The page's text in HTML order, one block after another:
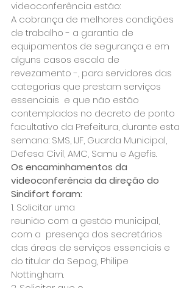
videoconferência estão:
A cobrança de melhores condições
de trabalho - a garantia de
equipamentos de segurança e em
alguns casos escala de
revezamento -, para servidores das
categorias que prestam serviços
essenciais  e que não estão
contemplados no decreto de ponto
facultativo da Prefeitura, durante esta
semana: SMS, IJF, Guarda Municipal,
Defesa Civil, AMC, Samu e Agefis.
Os encaminhamentos da
videoconferência da direção do
Sindifort foram:
1. Solicitar uma
reunião com a gestão municipal,
com a  presença dos secretários
das áreas de serviços essenciais e
do titular da Sepog, Philipe
Nottingham.